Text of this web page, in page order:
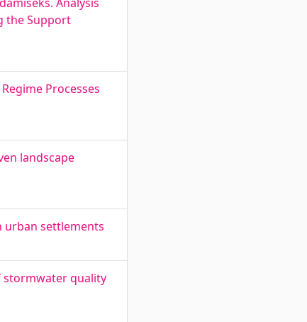
the Support
Processes
landscape
urban settlements
stormwater quality